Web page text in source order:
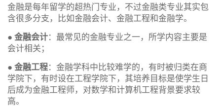
金融是每年留学的超热门专业，不过金融类专业其实包
含很多分支，比如金融会计、金融工程和金融学。
● 金融会计：最常见的金融专业之一，所学内容主要是
会计相关；
● 金融工程：金融学科中比较难学的，有时被归类在商
学院下，有时设在工程学院下，其培养目标是使学生日
后成为金融工程师，对数学和计算机工程背景要求较
高。